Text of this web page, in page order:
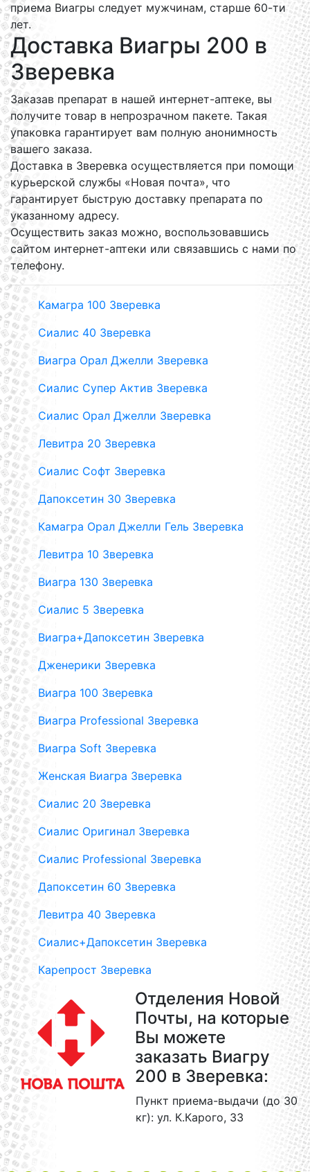
приема Виагры следует мужчинам, старше 60-ти
лет.
Доставка Виагры 200 в
Зверевка
Заказав препарат в нашей интернет-аптеке, вы
получите товар в непрозрачном пакете. Такая
упаковка гарантирует вам полную анонимность
вашего заказа.
Доставка в Зверевка осуществляется при помощи
курьерской службы «Новая почта», что
гарантирует быструю доставку препарата по
указанному адресу.
Осуществить заказ можно, воспользовавшись
сайтом интернет-аптеки или связавшись с нами по
телефону.
Камагра 100 Зверевка
Сиалис 40 Зверевка
Виагра Орал Джелли Зверевка
Сиалис Супер Актив Зверевка
Сиалис Орал Джелли Зверевка
Левитра 20 Зверевка
Сиалис Софт Зверевка
Дапоксетин 30 Зверевка
Камагра Орал Джелли Гель Зверевка
Левитра 10 Зверевка
Виагра 130 Зверевка
Сиалис 5 Зверевка
Виагра+Дапоксетин Зверевка
Дженерики Зверевка
Виагра 100 Зверевка
Виагра Professional Зверевка
Виагра Soft Зверевка
Женская Виагра Зверевка
Сиалис 20 Зверевка
Сиалис Оригинал Зверевка
Сиалис Professional Зверевка
Дапоксетин 60 Зверевка
Левитра 40 Зверевка
Сиалис+Дапоксетин Зверевка
Карепрост Зверевка
Отделения Новой
Почты, на которые
Вы можете
заказать Виагру
200 в Зверевка:
Пункт приема-выдачи (до 30
кг): ул. К.Карого, 33